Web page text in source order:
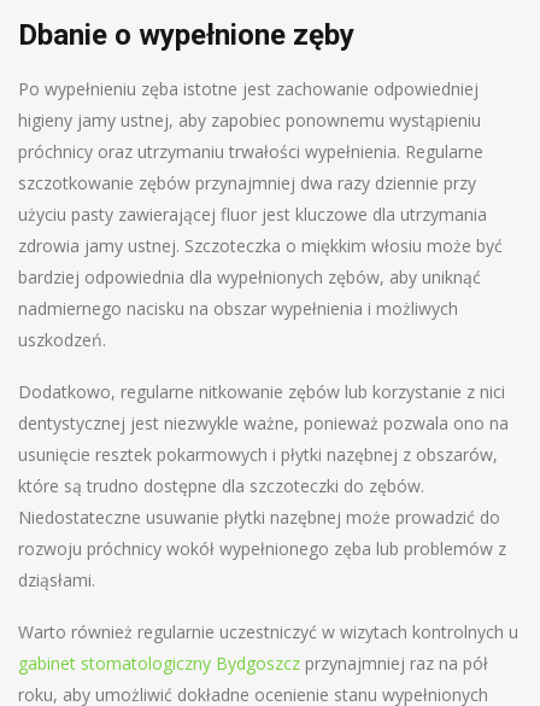
Dbanie o wypełnione zęby
Po wypełnieniu zęba istotne jest zachowanie odpowiedniej
higieny jamy ustnej, aby zapobiec ponownemu wystąpieniu
próchnicy oraz utrzymaniu trwałości wypełnienia. Regularne
szczotkowanie zębów przynajmniej dwa razy dziennie przy
użyciu pasty zawierającej fluor jest kluczowe dla utrzymania
zdrowia jamy ustnej. Szczoteczka o miękkim włosiu może być
bardziej odpowiednia dla wypełnionych zębów, aby uniknąć
nadmiernego nacisku na obszar wypełnienia i możliwych
uszkodzeń.
Dodatkowo, regularne nitkowanie zębów lub korzystanie z nici
dentystycznej jest niezwykle ważne, ponieważ pozwala ono na
usunięcie resztek pokarmowych i płytki nazębnej z obszarów,
które są trudno dostępne dla szczoteczki do zębów.
Niedostateczne usuwanie płytki nazębnej może prowadzić do
rozwoju próchnicy wokół wypełnionego zęba lub problemów z
dziąsłami.
Warto również regularnie uczestniczyć w wizytach kontrolnych u
gabinet stomatologiczny Bydgoszcz przynajmniej raz na pół
roku, aby umożliwić dokładne ocenienie stanu wypełnionych